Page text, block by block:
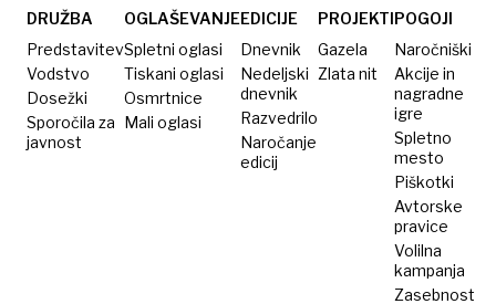
zjutraj
proti
Dankam
DRUŽBA
Predstavitev
Vodstvo
Dosežki
Sporočila za
javnost
OGLAŠEVANJE
Spletni oglasi
Tiskani oglasi
Osmrtnice
Mali oglasi
EDICIJE
Dnevnik
Nedeljski
dnevnik
Razvedrilo
Naročanje
edicij
PROJEKTI
Gazela
Zlata nit
POGOJI
Naročniški
Akcije in
nagradne
igre
Spletno
mesto
Piškotki
Avtorske
pravice
Volilna
kampanja
Zasebnost